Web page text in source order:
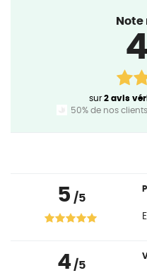
4
sur2 avis
50% de nos
5 /5
4/5